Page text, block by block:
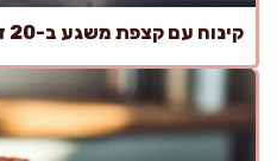
קינוח עם קצפת משגע ב-20 דקות, בלי תנור בכלל